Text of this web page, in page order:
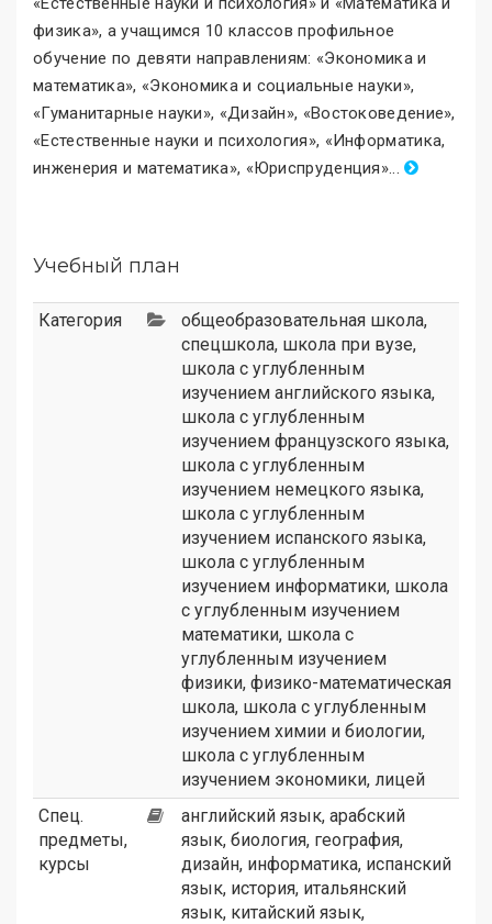
физика», а учащимся 10 классов профильное
обучение по девяти направлениям: «Экономика и
математика», «Экономика и социальные науки»,
«Гуманитарные науки», «Дизайн», «Востоковедение»,
«Естественные науки и психология», «Информатика,
инженерия и математика», «Юриспруденция»...
Учебный план
Категория общеобразовательная школа,
спецшкола, школа при вузе,
школа с углубленным
изучением английского языка,
школа с углубленным
изучением французского языка,
школа с углубленным
изучением немецкого языка,
школа с углубленным
изучением испанского языка,
школа с углубленным
изучением информатики, школа
с углубленным изучением
математики, школа с
углубленным изучением
физики, физико-математическая
школа, школа с углубленным
изучением химии и биологии,
школа с углубленным
изучением экономики, лицей
Спец.
предметы,
курсы
английский язык, арабский
язык, биология, география,
дизайн, информатика, испанский
язык, история, итальянский
язык, китайский язык,